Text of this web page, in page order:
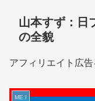
山本すず：日
の全貌
アフィリエイト広告
ME:I